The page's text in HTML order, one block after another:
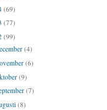
(69)
(77)
(99)
(4)
(6)
(9)
(7)
(8)